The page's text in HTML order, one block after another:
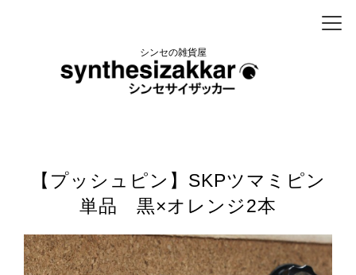
シンセの雑貨屋
【プッシュピン】SKPツマミピン
単品 黒×オレンジ2本